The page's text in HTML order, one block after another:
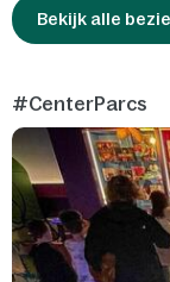
Bekijk alle
#CenterParcs